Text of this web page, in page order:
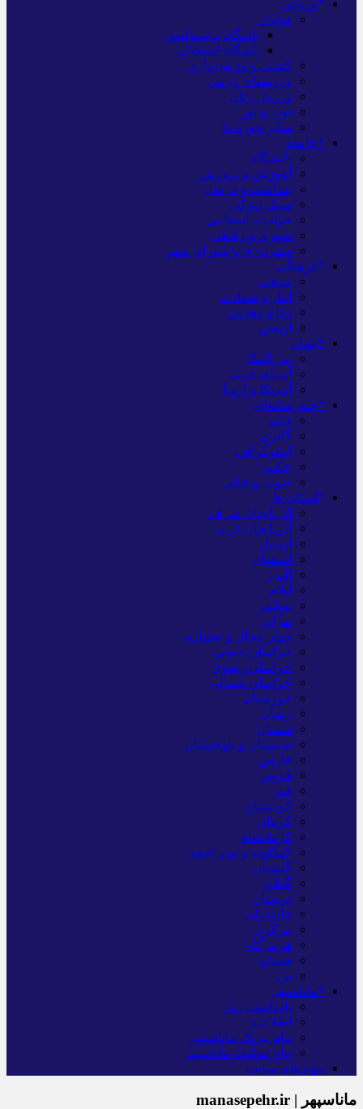
*ورزش
فوتبال
باشگاه پرسپولیس
باشگاه استقلال
کشتی و وزنه‌برداری
ورزشهای رزمی
ورزش زنان
توپ و تور
سایر حوزه ها
*جامعه
دانشگاه
آموزش و پرورش
بهداشت و درمان
سبک زندگی
حوادث، انتظامی
شهری و رفاهی
شهرداری و شورای شهر
*فرهنگی
مذهبی
ایثار و شهادت
دفاع مقدس
اربعین
*جهان
بین الملل
آسیای غربی
آمریکا و اروپا
*چندرسانه‌ای
فیلم
گالری
اینفوگرافی
عکس
صوت و فیلم
*استان ها
آذربایجان شرقی
آذربایجان غربی
اردبیل
اصفهان
البرز
ایلام
بوشهر
تهران
چهار محال و بختیاری
خراسان جنوبی
خراسان رضوی
خراسان شمالی
خوزستان
زنجان
سمنان
سیستان و بلوچستان
فارس
قزوین
قم
کردستان
کرمان
کرمانشاه
کهگلویه و بویر احمد
گلستان
گیلان
لرستان
مازندران
مرکزی
هرمزگان
همدان
یزد
*ماناسپهر
یادداشت روز
اطلاعیه
پیام تبریک ماناسپهر
پیام تسلیت ماناسپهر
پیوندهای سایت
ماناسپهر | manasepehr.ir